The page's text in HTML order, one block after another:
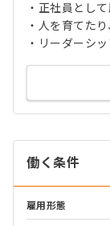
・正社員とし
・人を育てた
・リーダーシ
働く条件
雇用形態